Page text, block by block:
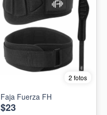
2 fotos
Faja Fuerza FH
$23